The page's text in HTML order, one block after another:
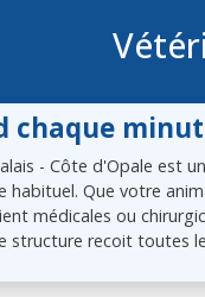
chaque
- Côte d'Opale est
habituel. Que votre
médicales ou
structure recoit toutes